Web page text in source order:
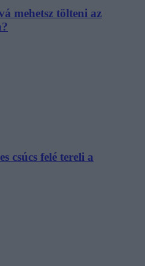
mehetsz tölteni az
csúcs felé tereli a